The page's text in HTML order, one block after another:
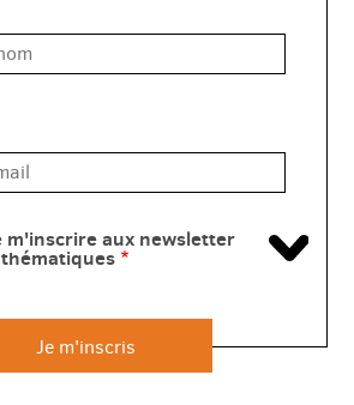
m'inscrire aux newsletter
thématiques